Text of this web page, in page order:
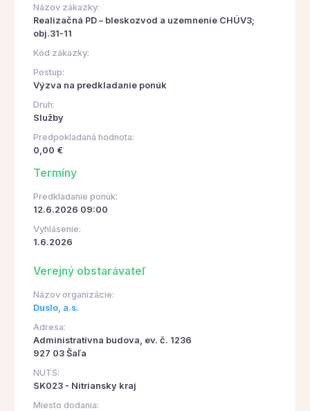
Názov zákazky:
Realizačná PD – bleskozvod a uzemnenie CHÚV3;
obj.31-11
Kód zákazky:
Postup:
Výzva na predkladanie ponúk
Druh:
Služby
Predpokladaná hodnota:
0,00 €
Termíny
Predkladanie ponúk:
12.6.2026 09:00
Vyhlásenie:
1.6.2026
Verejný obstarávateľ
Názov organizácie:
Duslo, a.s.
Adresa:
Administratívna budova, ev. č. 1236
927 03 Šaľa
NUTS:
SK023 - Nitriansky kraj
Miesto dodania: